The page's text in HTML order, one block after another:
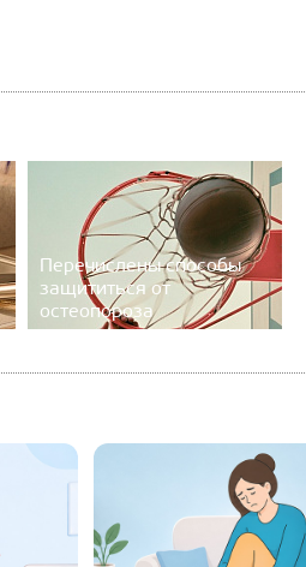
Перечислены способы
защититься от
остеопороза